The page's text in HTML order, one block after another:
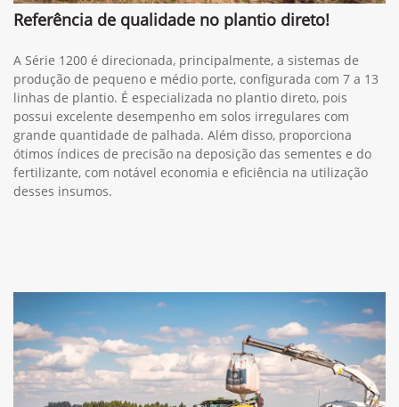
Referência de qualidade no plantio direto!
A Série 1200 é direcionada, principalmente, a sistemas de
produção de pequeno e médio porte, configurada com 7 a 13
linhas de plantio. É especializada no plantio direto, pois
possui excelente desempenho em solos irregulares com
grande quantidade de palhada. Além disso, proporciona
ótimos índices de precisão na deposição das sementes e do
fertilizante, com notável economia e eficiência na utilização
desses insumos.